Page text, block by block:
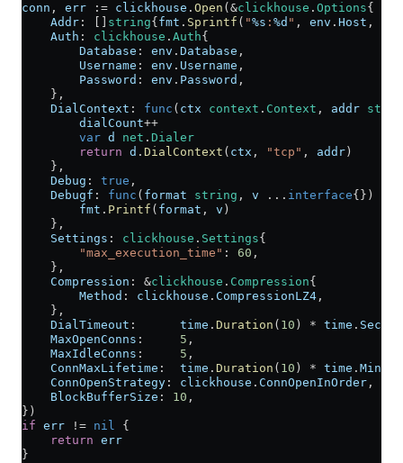
conn , err := clickhouse . Open ( &clickhouse . Options{
    Addr
: [] string{ fmt . Sprintf ( "%s : %d " , env . Host ,
    Auth
: clickhouse . Auth{
        Database
: env . Database ,
        Username
: env . Username ,
        Password
: env . Password ,
    },
    DialContext
: func ( ctx context . Context , addr
        dialCount
++
        var
d net . Dialer
        return
d . DialContext ( ctx , "tcp" , addr )
    },
    Debug
: true ,
    Debugf
: func ( format string , v ... interface{}) {
        fmt
. Printf ( format , v )
    },
    Settings
: clickhouse . Settings{
        "max_execution_time"
: 60 ,
    },
    Compression
: &clickhouse . Compression{
        Method
: clickhouse . CompressionLZ4 ,
    },
    DialTimeout
: time . Duration ( 10 ) * time . Second
    MaxOpenConns
: 5 ,
    MaxIdleConns
: 5 ,
    ConnMaxLifetime
: time . Duration ( 10 ) * time . Minute
    ConnOpenStrategy
: clickhouse . ConnOpenInOrder ,
    BlockBufferSize
: 10 ,
})
if err != nil {
    return
err
}